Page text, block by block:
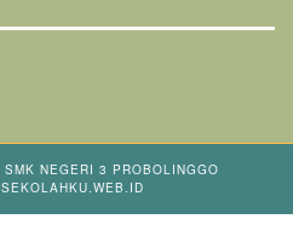
SMK NEGERI 3 PROBOLINGGO
SEKOLAHKU.WEB.ID